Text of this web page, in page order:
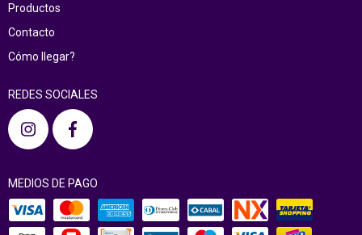
Productos
Contacto
Cómo llegar?
REDES SOCIALES
MEDIOS DE PAGO